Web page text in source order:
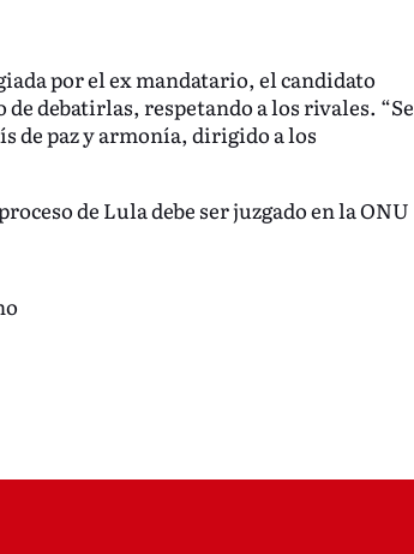
por el ex mandatario, el candidato
debatirlas, respetando a los rivales. “Se
de paz y armonía, dirigido a los
de Lula debe ser juzgado en la ONU